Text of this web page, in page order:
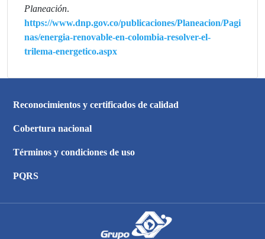
Planeación.
https://www.dnp.gov.co/publicaciones/Planeacion/Pagi
nas/energia-renovable-en-colombia-resolver-el-
trilema-energetico.aspx
Reconocimientos y certificados de calidad
Cobertura nacional
Términos y condiciones de uso
PQRS